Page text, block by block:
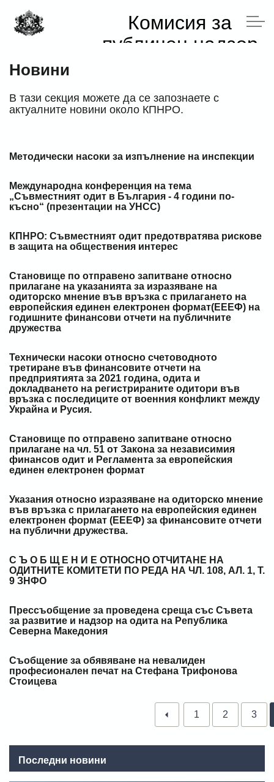
Комисия за
публичен надзор
Нормативни документи
Регистрирани одитори
Предприятия от обществен интерес
Устойчивост
Новини
В тази секция можете да се запознаете с
актуалните новини около КПНРО.
Методически насоки за изпълнение на инспекции
Международна конференция на тема
„Съвместният одит в България - 4 години по-
късно“ (презентации на УНСС)
КПНРО: Съвместният одит предотвратява рискове
в защита на обществения интерес
Становище по отправено запитване относно
прилагане на указанията за изразяване на
одиторско мнение във връзка с прилагането на
европейския единен електронен формат(ЕЕЕФ) на
годишните финансови отчети на публичните
дружества
Технически насоки относно счетоводното
третиране във финансовите отчети на
предприятията за 2021 година, одита и
докладването на регистрираните одитори във
връзка с последиците от военния конфликт между
Украйна и Русия.
Становище по отправено запитване относно
прилагане на чл. 51 от Закона за независимия
финансов одит и Регламента за европейския
единен електронен формат
Указания относно изразяване на одиторско мнение
във връзка с прилагането на европейския единен
електронен формат (ЕЕЕФ) за финансовите отчети
на публични дружества.
С Ъ О Б Щ Е Н И Е ОТНОСНО ОТЧИТАНЕ НА
ОДИТНИТЕ КОМИТЕТИ ПО РЕДА НА ЧЛ. 108, АЛ. 1, Т.
9 ЗНФО
Прессъобщение за проведена среща със Съвета
за развитие и надзор на одита на Република
Северна Македония
Съобщение за обявяване на невалиден
професионален печат на Стефана Трифонова
Стоицева
1 2 3
Последни новини